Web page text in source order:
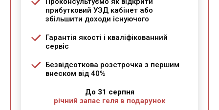
прибутковий УЗД кабінет або
збільшити доходи існуючого
Гарантія якості і кваліфікованний
сервіс
Безвідсоткова розстрочка з першим
внеском від 40%
До 31 серпня
річний запас геля в подарунок